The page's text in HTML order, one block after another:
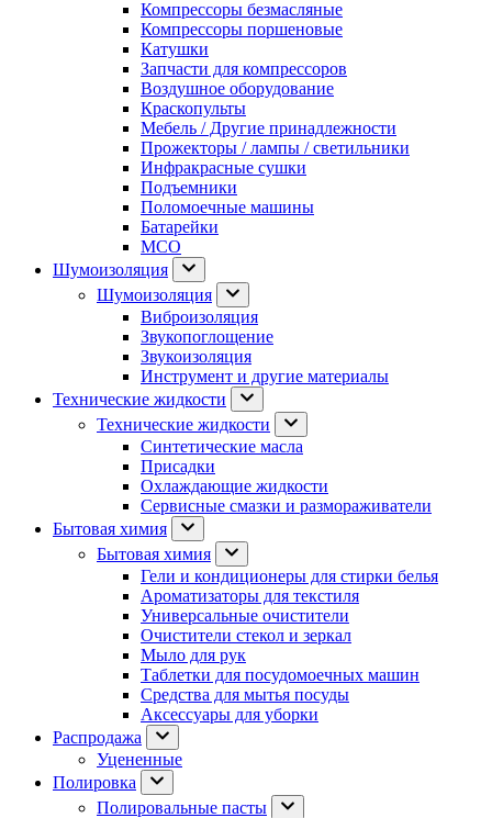
Компрессоры безмасляные
Компрессоры поршеновые
Катушки
Запчасти для компрессоров
Воздушное оборудование
Краскопульты
Мебель / Другие принадлежности
Прожекторы / лампы / светильники
Инфракрасные сушки
Подъемники
Поломоечные машины
Батарейки
МСО
Шумоизоляция
Шумоизоляция
Виброизоляция
Звукопоглощение
Звукоизоляция
Инструмент и другие материалы
Технические жидкости
Технические жидкости
Синтетические масла
Присадки
Охлаждающие жидкости
Сервисные смазки и размораживатели
Бытовая химия
Бытовая химия
Гели и кондиционеры для стирки белья
Ароматизаторы для текстиля
Универсальные очистители
Очистители стекол и зеркал
Мыло для рук
Таблетки для посудомоечных машин
Средства для мытья посуды
Аксессуары для уборки
Распродажа
Уцененные
Полировка
Полировальные пасты